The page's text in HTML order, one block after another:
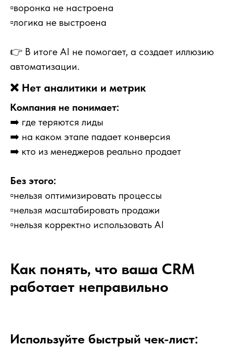
▫️воронка не настроена
▫️логика не выстроена
👉 В итоге AI не помогает, а создает иллюзию
автоматизации.
❌ Нет аналитики и метрик
Компания не понимает:
➡️ где теряются лиды
➡️ на каком этапе падает конверсия
➡️ кто из менеджеров реально продает
Без этого:
▫️нельзя оптимизировать процессы
▫️нельзя масштабировать продажи
▫️нельзя корректно использовать AI
Как понять, что ваша CRM
работает неправильно
Используйте быстрый чек-лист: